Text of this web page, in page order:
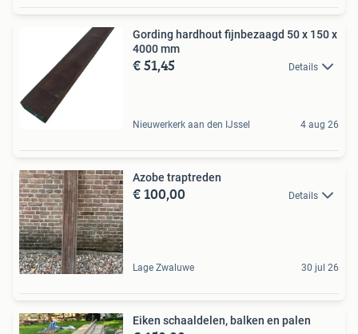
Gording hardhout fijnbezaagd 50 x 150 x
4000 mm
€ 51,45 Details
Nieuwerkerk aan den IJssel 4 aug 26
Azobe traptreden
€ 100,00 Details
Lage Zwaluwe 30 jul 26
Eiken schaaldelen, balken en palen